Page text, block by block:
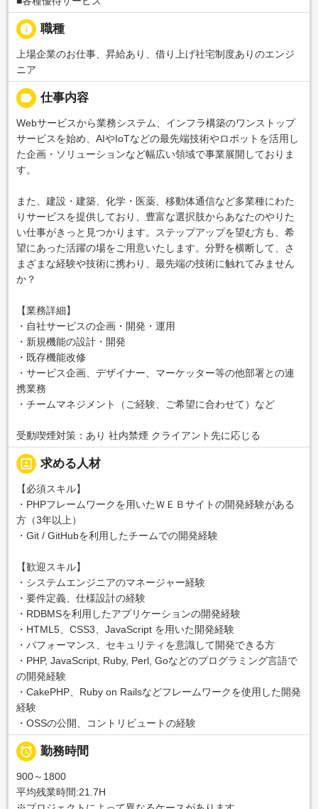
info 職種
上場企業のお仕事、昇給あり、借り上げ社宅制度ありのエンジ
ニア
label 仕事内容
Webサービスから業務システム、インフラ構築のワンストップ
サービスを始め、AIやIoTなどの最先端技術やロボットを活用し
た企画・ソリューションなど幅広い領域で事業展開しておりま
す。
また、建設・建築、化学・医薬、移動体通信など多業種にわた
りサービスを提供しており、豊富な選択肢からあなたのやりた
い仕事がきっと見つかります。ステップアップを望む方も、希
望にあった活躍の場をご用意いたします。分野を横断して、さ
まざまな経験や技術に携わり、最先端の技術に触れてみません
か？
【業務詳細】
・自社サービスの企画・開発・運用
・新規機能の設計・開発
・既存機能改修
・サービス企画、デザイナー、マーケッター等の他部署との連
携業務
・チームマネジメント（ご経験、ご希望に合わせて）など
受動喫煙対策：あり 社内禁煙 クライアント先に応じる
portrait 求める人材
【必須スキル】
・PHPフレームワークを用いたＷＥＢサイトの開発経験がある
方（3年以上）
・Git / GitHubを利用したチームでの開発経験
【歓迎スキル】
・システムエンジニアのマネージャー経験
・要件定義、仕様設計の経験
・RDBMSを利用したアプリケーションの開発経験
・HTML5、CSS3、JavaScript を用いた開発経験
・パフォーマンス、セキュリティを意識して開発できる方
・PHP, JavaScript, Ruby, Perl, Goなどのプログラミング言語で
の開発経験
・CakePHP、Ruby on Railsなどフレームワークを使用した開発
経験
・OSSの公開、コントリビュートの経験
 勤務時間
900～1800
平均残業時間:21.7H